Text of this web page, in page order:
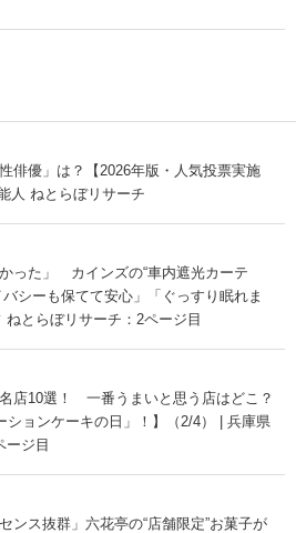
俳優」は？【2026年版・人気投票実施
人 ねとらぼリサーチ
かった」 カインズの“車内遮光カーテ
シーも保てて安心」「ぐっすり眠れま
ねとらぼリサーチ：2ページ目
店10選！ 一番うまいと思う店はどこ？
ションケーキの日」！】（2/4） | 兵庫県
ージ目
ンス抜群」六花亭の“店舗限定”お菓子が